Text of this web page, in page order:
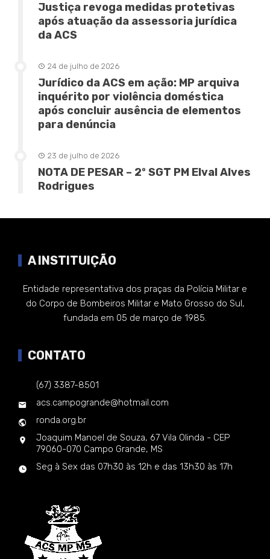
Justiça revoga medidas protetivas
após atuação da assessoria jurídica
da ACS
24 de julho de 2026
Jurídico da ACS em ação: MP arquiva
inquérito por violência doméstica
após concluir ausência de elementos
para denúncia
23 de julho de 2026
NOTA DE PESAR – 2º SGT PM Elval Alves
Rodrigues
A INSTITUIÇÃO
Entidade representativa dos praças da Polícia Militar e
do Corpo de Bombeiros Militar e Mato Grosso do Sul,
fundada em 05 de março de 1985.
CONTATO
(67) 3387-8501
acs.campogrande@hotmail.com
ronda.org.br
Joaquim Manoel de Souza, 67 Vila Olinda - CEP
79060-070 Campo Grande, MS
Seg à Sex das 07h30 às 12h e das 13h30 às 17h